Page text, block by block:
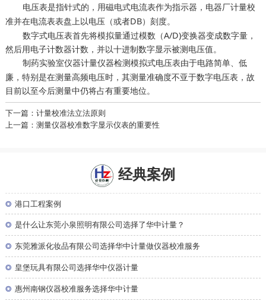
电压表是指针式的，用磁电式电流表作为指示器， 电器厂计量校
准并在电流表表盘上以电压（或者DB）刻度。
数字式电压表首先将模拟量通过模数（A/D)变换器变成数字量，
然后用电子计数器计数，并以十进制数字显示被测电压值。
制药实验室仪器计量仪器检测模拟式电压表由于电路简单、低
廉，特别是在测量高频电压时，其测量准确度不亚于数字电压表，故
目前以至今后测量中仍将占有重要地位。
下一篇：计量校准法立法原则
上一篇：测量仪器校准数字显示仪表的重要性
经典案例
◎ 港口工程案例
◎ 是什么让东莞小泉照明有限公司选择了华中计量？
◎ 东莞雅派化妆品有限公司选择华中计量做仪器校准服务
◎ 皇堡玩具有限公司选择华中仪器计量
◎ 惠州南钢仪器校准服务选择华中计量